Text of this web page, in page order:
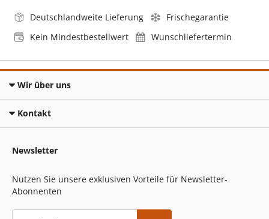
Deutschlandweite Lieferung
Frischegarantie
Kein Mindestbestellwert
Wunschliefertermin
Wir über uns
Kontakt
Newsletter
Nutzen Sie unsere exklusiven Vorteile für Newsletter-
Abonnenten